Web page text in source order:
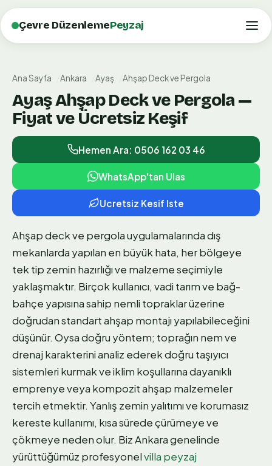
Çevre DüzenlemePeyzaj
Ana Sayfa Ankara Ayaş Ahşap Deck ve Pergola
Ayaş Ahşap Deck ve Pergola —
Fiyat ve Ücretsiz Keşif
Hemen Ara: 0506 162 03 46
WhatsApp'tan Ulas
Ucretsiz Kesif Iste
Ahşap deck ve pergola uygulamalarında dış
mekanlarda yapılan en büyük hata, her bölgeye
tek tip zemin hazırlığı ve malzeme seçimiyle
yaklaşmaktır. Birçok kullanıcı, vadi tarım ve bağ-
bahçe yapısına sahip nemli topraklar üzerine
doğrudan standart ahşap montajı yapılabileceğini
düşünür. Oysa doğru yöntem; toprağın nem ve
drenaj karakterini analiz ederek doğru taşıyıcı
sistemleri kurmak ve iklim koşullarına dayanıklı
emprenye veya kompozit ahşap malzemeler
tercih etmektir. Yanlış zemin yalıtımı ve korumasız
kereste kullanımı, kısa sürede çürümeye ve
çökmeye neden olur. Biz Ankara genelinde
yürüttüğümüz profesyonelvilla peyzaj